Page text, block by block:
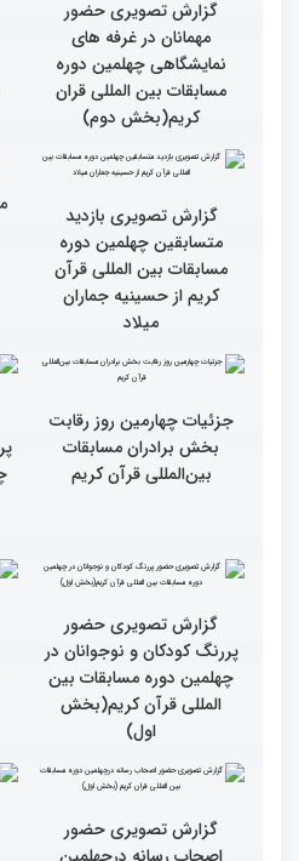
گزارش تصویری سومین روز
رقابت بخش بانوان چهلمین
دوره مسابقات بین المللی
قرآن کریم (بخش دوم)
مهمانان در غرفه های
نمایشگاهی چهلمین دوره
مسابقات بین المللی قران
کریم(بخش دوم)
متسابقین چهلمین دوره
مسابقات بین المللی قرآن
کریم از حسینیه جماران
بخش برادران مسابقات
بین‌المللی قرآن کریم
پررنگ کودکان و نوجوانان در